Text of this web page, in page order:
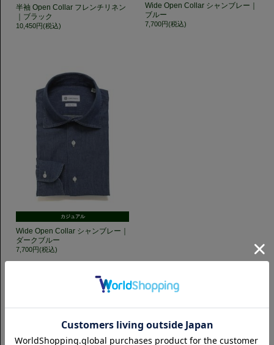
半袖 Open Collar フレンチリネン
｜ブラック
10,450円(税込)
Wide Open Collar シャンブレー｜
ブルー
7,700円(税込)
カジュアル
Wide Open Collar シャンブレー｜
ダークブルー
7,700円(税込)
GET TO KNOW US